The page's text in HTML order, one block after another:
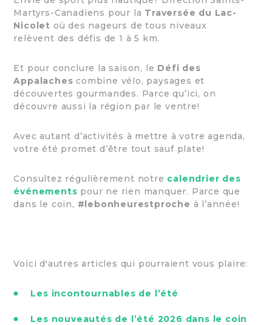
Martyrs-Canadiens pour la Traversée du Lac-
Nicolet où des nageurs de tous niveaux
relèvent des défis de 1 à 5 km.
Et pour conclure la saison, le Défi des
Appalaches combine vélo, paysages et
découvertes gourmandes. Parce qu’ici, on
découvre aussi la région par le ventre!
Avec autant d’activités à mettre à votre agenda,
votre été promet d’être tout sauf plate!
Consultez régulièrement notre calendrier des
événements pour ne rien manquer. Parce que
dans le coin, #lebonheurestproche à l’année!
Voici d'autres articles qui pourraient vous plaire:
Les incontournables de l’été
Les nouveautés de l’été 2026 dans le coin